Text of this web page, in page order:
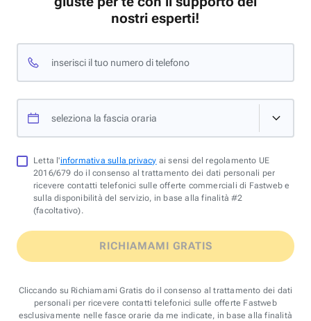
nostri esperti!
inserisci il tuo numero di telefono
seleziona la fascia oraria
Letta l'informativa sulla privacy ai sensi del regolamento UE
2016/679 do il consenso al trattamento dei dati personali per
ricevere contatti telefonici sulle offerte commerciali di Fastweb e
sulla disponibilità del servizio, in base alla finalità #2
(facoltativo).
RICHIAMAMI GRATIS
Cliccando su Richiamami Gratis do il consenso al trattamento dei dati
personali per ricevere contatti telefonici sulle offerte Fastweb
esclusivamente nelle fasce orarie da me indicate, in base alla finalità